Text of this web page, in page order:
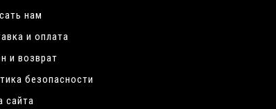
нам
и оплата
и возврат
безопасности
сайта